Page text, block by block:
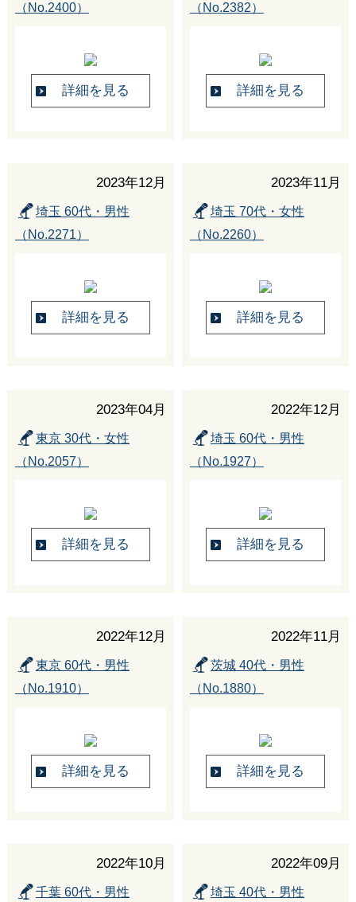
（No.2400）
詳細を見る
（No.2382）
詳細を見る
2023年12月
埼玉 60代・男性
（No.2271）
詳細を見る
2023年11月
埼玉 70代・女性
（No.2260）
詳細を見る
2023年04月
東京 30代・女性
（No.2057）
詳細を見る
2022年12月
埼玉 60代・男性
（No.1927）
詳細を見る
2022年12月
東京 60代・男性
（No.1910）
詳細を見る
2022年11月
茨城 40代・男性
（No.1880）
詳細を見る
2022年10月
千葉 60代・男性
2022年09月
埼玉 40代・男性